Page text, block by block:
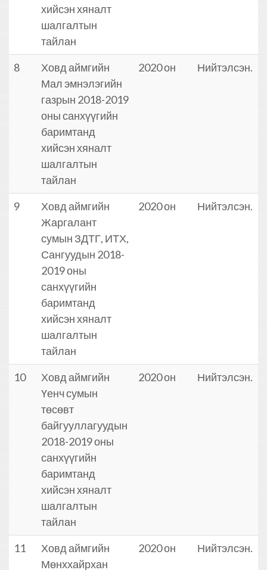
хийсэн хяналт
шалгалтын
тайлан
8
Ховд аймгийн
Мал эмнэлэгийн
газрын 2018-2019
оны санхүүгийн
баримтанд
хийсэн хяналт
шалгалтын
тайлан
2020 он Нийтэлсэн.
9
Ховд аймгийн
Жаргалант
сумын ЗДТГ, ИТХ,
Сангуудын 2018-
2019 оны
санхүүгийн
баримтанд
хийсэн хяналт
шалгалтын
тайлан
2020 он Нийтэлсэн.
10
Ховд аймгийн
Үенч сумын
төсөвт
байгууллагуудын
2018-2019 оны
санхүүгийн
баримтанд
хийсэн хяналт
шалгалтын
тайлан
2020 он Нийтэлсэн.
11
Ховд аймгийн
Мөнххайрхан
2020 он Нийтэлсэн.